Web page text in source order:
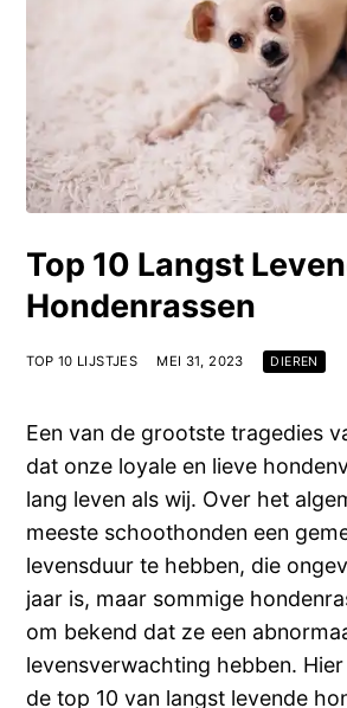
Top 10 Langst
Hondenrassen
TOP 10 LIJSTJES MEI 31, 2023 DIEREN
Een van de grootste tragedies
dat onze loyale en lieve
lang leven als wij. Over het
meeste schoothonden een
levensduur te hebben, die
jaar is, maar sommige
om bekend dat ze een
levensverwachting hebben.
de top 10 van langst levende